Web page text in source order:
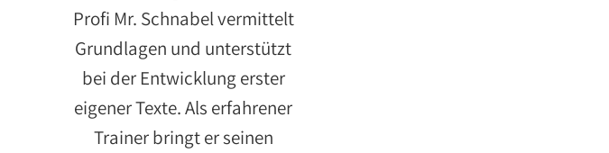
Profi Mr. Schnabel vermittelt
Grundlagen und unterstützt
bei der Entwicklung erster
eigener Texte. Als erfahrener
Trainer bringt er seinen